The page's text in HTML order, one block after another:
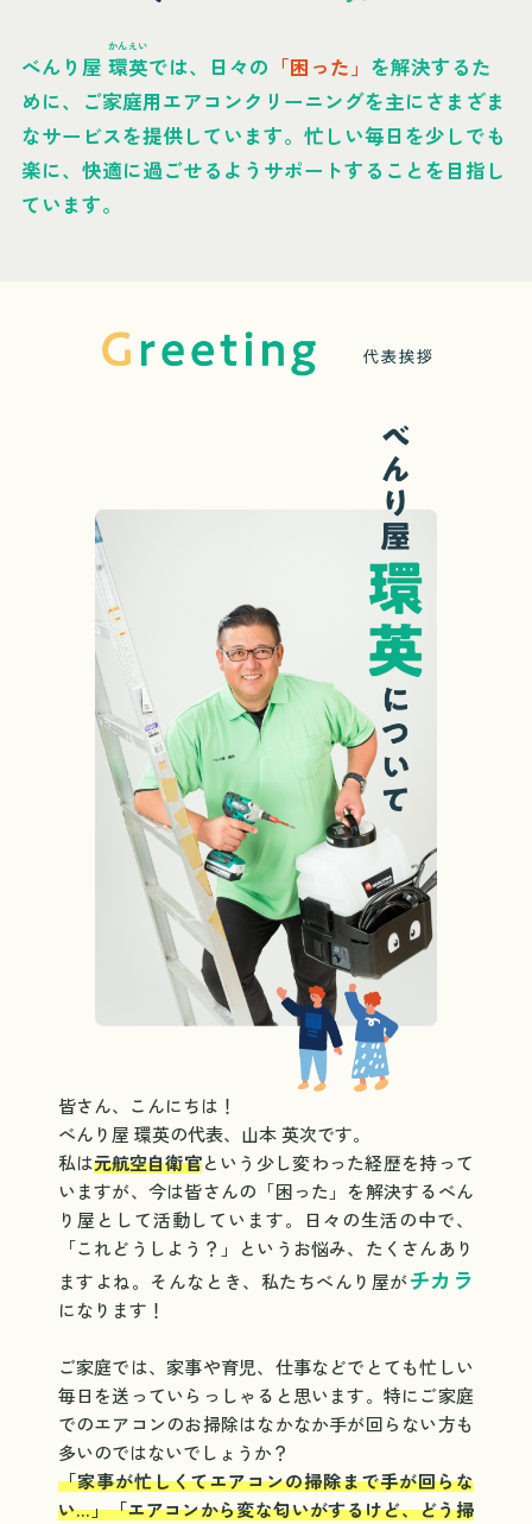
べんり屋 環英
かんえい
では、日々の 「困った」 を解決するた
めに、 ご家庭用エアコンクリーニングを主にさまざま
なサービスを提供しています。 忙しい毎日を少しでも
楽に、快適に過ごせるようサポートすることを目指し
ています。
皆さん、こんにちは！
べんり屋 環英の代表、山本 英次です。
私は元航空自衛官という少し変わった経歴を持って
いますが、今は皆さんの「困った」を解決するべん
り屋として活動しています。日々の生活の中で、
「これどうしよう？」というお悩み、たくさんあり
ますよね。そんなとき、私たちべんり屋がチカラ
になります！
ご家庭では、家事や育児、仕事などでとても忙しい
毎日を送っていらっしゃると思います。特にご家庭
でのエアコンのお掃除はなかなか手が回らない方も
多いのではないでしょうか？
「家事が忙しくてエアコンの掃除まで手が回らな
い…」「エアコンから変な匂いがするけど、どう掃